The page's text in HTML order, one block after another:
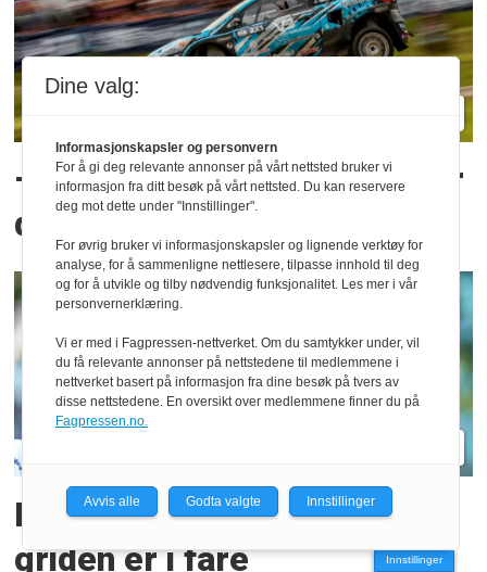
– Det er så kleint som du får
det!
Mener Haugers plass på
griden er i fare
Innstillinger
Dine valg:
Informasjonskapsler og personvern
For å gi deg relevante annonser på vårt nettsted bruker vi
informasjon fra ditt besøk på vårt nettsted. Du kan reservere
deg mot dette under "Innstillinger".
For øvrig bruker vi informasjonskapsler og lignende verktøy for
analyse, for å sammenligne nettlesere, tilpasse innhold til deg
og for å utvikle og tilby nødvendig funksjonalitet. Les mer i vår
personvernerklæring.
Vi er med i Fagpressen-nettverket. Om du samtykker under, vil
du få relevante annonser på nettstedene til medlemmene i
nettverket basert på informasjon fra dine besøk på tvers av
disse nettstedene. En oversikt over medlemmene finner du på
Fagpressen.no.
Avvis alle Godta valgte Innstillinger